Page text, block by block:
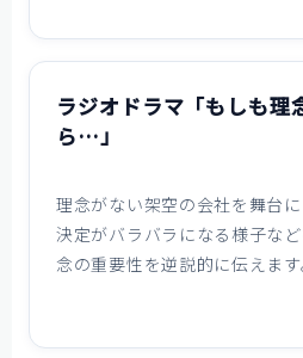
ラジオドラマ「もしも理
ら…」
理念がない架空の会社を舞台
決定がバラバラになる様子な
念の重要性を逆説的に伝えます